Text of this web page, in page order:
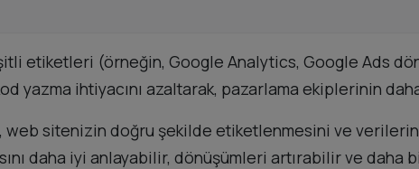
etiketleri (örneğin, Google Analytics, Google Ads
yazma ihtiyacını azaltarak, pazarlama ekiplerinin daha
sitenizin doğru şekilde etiketlenmesini ve
daha iyi anlayabilir, dönüşümleri artırabilir ve